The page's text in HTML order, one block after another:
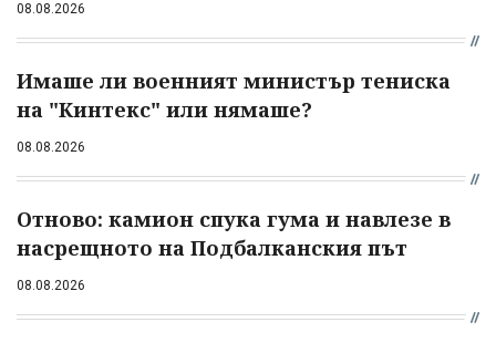
08.08.2026
Имаше ли военният министър тениска
на "Кинтекс" или нямаше?
08.08.2026
Отново: камион спука гума и навлезе в
насрещното на Подбалканския път
08.08.2026